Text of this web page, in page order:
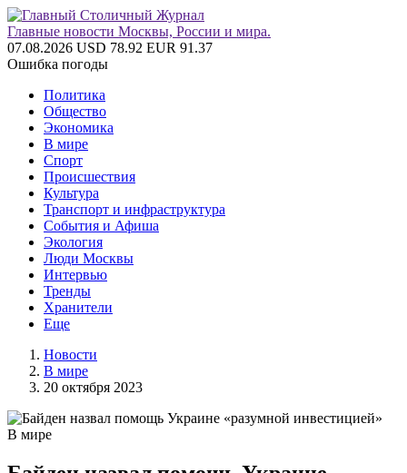
Главные новости Москвы, России и мира.
07.08.2026 USD 78.92 EUR 91.37
Ошибка погоды
Политика
Общество
Экономика
В мире
Спорт
Происшествия
Культура
Транспорт и инфраструктура
События и Афиша
Экология
Люди Москвы
Интервью
Тренды
Хранители
Еще
Новости
В мире
20 октября 2023
В мире